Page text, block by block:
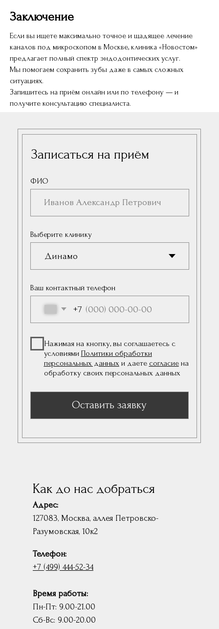
Заключение
Если вы ищете максимально точное и щадящее лечение
каналов под микроскопом в Москве, клиника «Новостом»
предлагает полный спектр эндодонтических услуг.
Мы помогаем сохранить зубы даже в самых сложных
ситуациях.
Запишитесь на приём онлайн или по телефону — и
получите консультацию специалиста.
Телефон:
+7 (499) 444-52-34
Время работы:
Пн-Пт: 9.00-21.00
Сб-Вс: 9.00-20.00
Адрес:
127083, Москва, аллея Петровско-
Разумовская, 10к2
Как до нас добраться